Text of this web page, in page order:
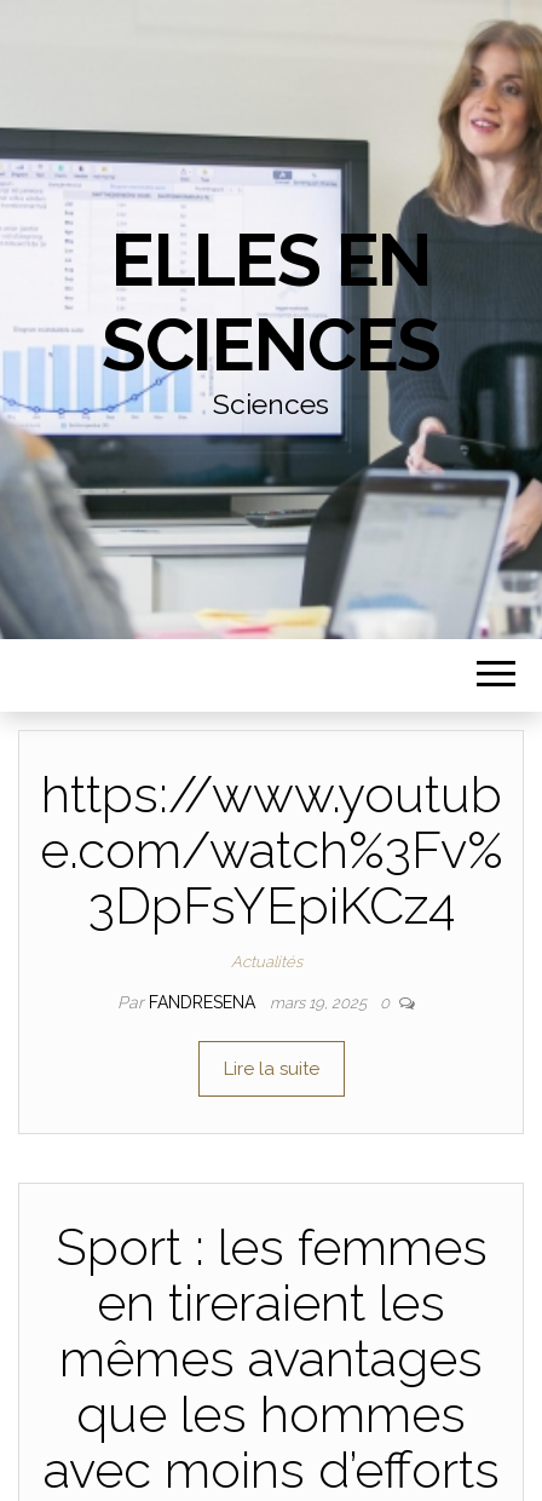
ELLES EN
SCIENCES
Sciences
https://www.youtub
e.com/watch%3Fv%
3DpFsYEpiKCz4
Actualités
Par FANDRESENA mars 19, 2025 0
Lire la suite
Sport : les femmes
en tireraient les
mêmes avantages
que les hommes
avec moins d’efforts